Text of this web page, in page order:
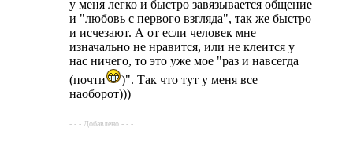
у меня легко и быстро завязывается общение
и "любовь с первого взгляда", так же быстро
и исчезают. А от если человек мне
изначально не нравится, или не клеится у
нас ничего, то это уже мое "раз и навсегда
(почти
)". Так что тут у меня все
наоборот)))
- - - Добавлено - - -